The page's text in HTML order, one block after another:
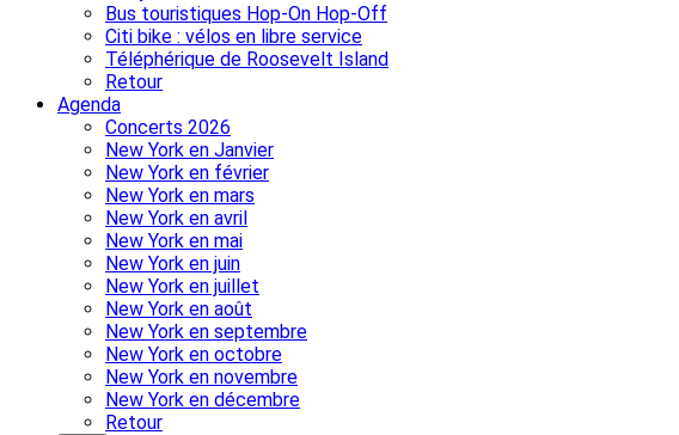
Bus touristiques Hop-On Hop-Off
Citi bike : vélos en libre service
Téléphérique de Roosevelt Island
Retour
Agenda
Concerts 2026
New York en Janvier
New York en février
New York en mars
New York en avril
New York en mai
New York en juin
New York en juillet
New York en août
New York en septembre
New York en octobre
New York en novembre
New York en décembre
Retour